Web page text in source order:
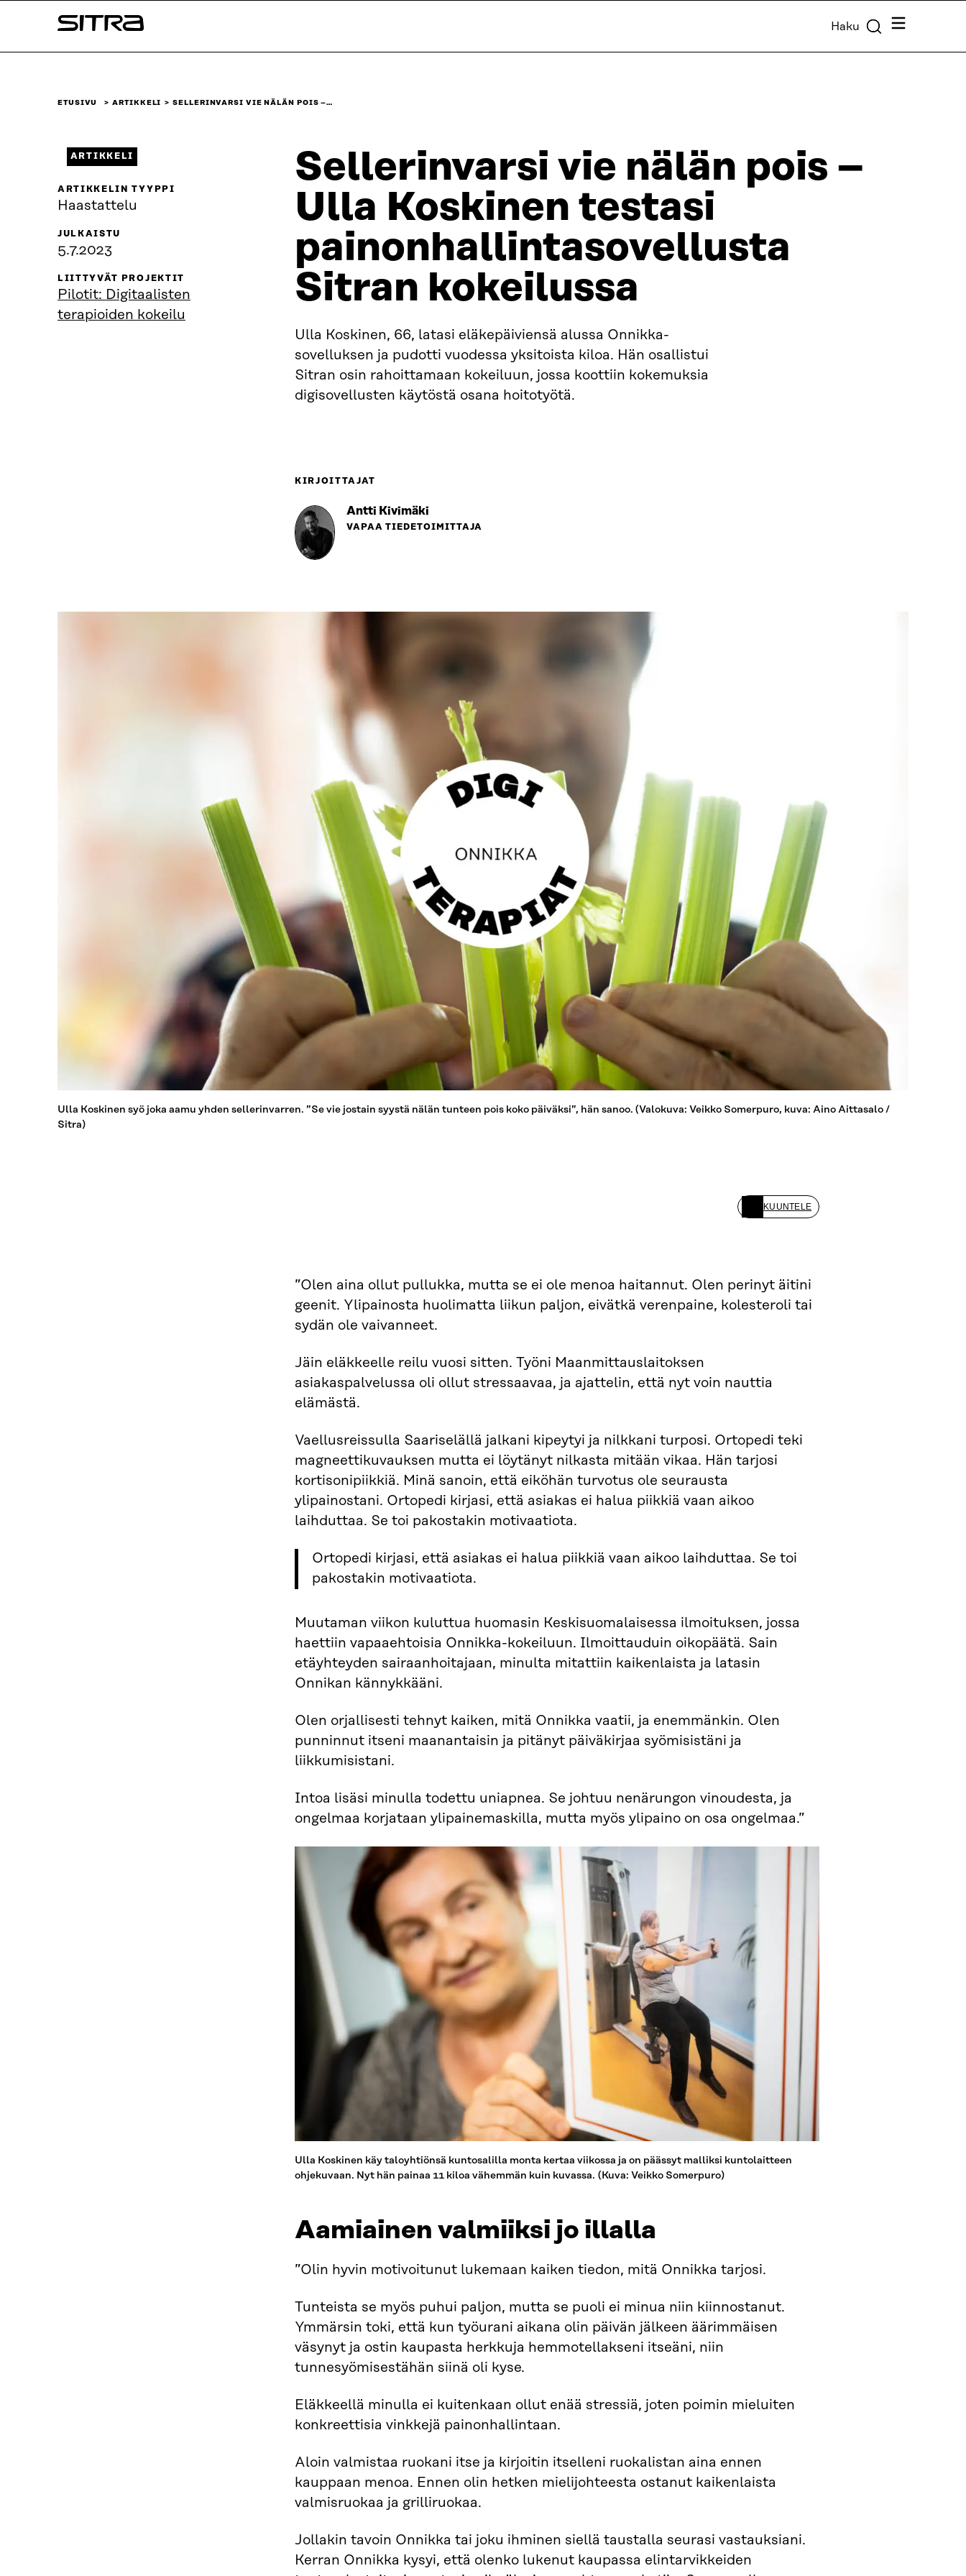
sisältöön
Sitra Haku Valikko
ETUSIVU ARTIKKELI SELLERINVARSI VIE NÄLÄN POIS –…
Sellerinvarsi vie nälän pois –
Ulla Koskinen testasi
painonhallintasovellusta
Sitran kokeilussa
Ulla Koskinen, 66, latasi eläkepäiviensä alussa Onnikka-
sovelluksen ja pudotti vuodessa yksitoista kiloa. Hän osallistui
Sitran osin rahoittamaan kokeiluun, jossa koottiin kokemuksia
digisovellusten käytöstä osana hoitotyötä.
ARTIKKELI
ARTIKKELIN TYYPPI
Haastattelu
JULKAISTU
5.7.2023
LIITTYVÄT PROJEKTIT
Pilotit: Digitaalisten
terapioiden kokeilu
KIRJOITTAJAT
Antti Kivimäki
VAPAA TIEDETOIMITTAJA
Ulla Koskinen syö joka aamu yhden sellerinvarren. ”Se vie jostain syystä nälän tunteen pois koko päiväksi”, hän sanoo. (Valokuva: Veikko Somerpuro, kuva: Aino Aittasalo /
Sitra)
KUUNTELE
”Olen aina ollut pullukka, mutta se ei ole menoa haitannut. Olen perinyt äitini
geenit. Ylipainosta huolimatta liikun paljon, eivätkä verenpaine, kolesteroli tai
sydän ole vaivanneet.
Jäin eläkkeelle reilu vuosi sitten. Työni Maanmittauslaitoksen
asiakaspalvelussa oli ollut stressaavaa, ja ajattelin, että nyt voin nauttia
elämästä.
Vaellusreissulla Saariselällä jalkani kipeytyi ja nilkkani turposi. Ortopedi teki
magneettikuvauksen mutta ei löytänyt nilkasta mitään vikaa. Hän tarjosi
kortisonipiikkiä. Minä sanoin, että eiköhän turvotus ole seurausta
ylipainostani. Ortopedi kirjasi, että asiakas ei halua piikkiä vaan aikoo
laihduttaa. Se toi pakostakin motivaatiota.
Ortopedi kirjasi, että asiakas ei halua piikkiä vaan aikoo laihduttaa. Se toi
pakostakin motivaatiota.
Muutaman viikon kuluttua huomasin Keskisuomalaisessa ilmoituksen, jossa
haettiin vapaaehtoisia Onnikka-kokeiluun. Ilmoittauduin oikopäätä. Sain
etäyhteyden sairaanhoitajaan, minulta mitattiin kaikenlaista ja latasin
Onnikan kännykkääni.
Olen orjallisesti tehnyt kaiken, mitä Onnikka vaatii, ja enemmänkin. Olen
punninnut itseni maanantaisin ja pitänyt päiväkirjaa syömisistäni ja
liikkumisistani.
Intoa lisäsi minulla todettu uniapnea. Se johtuu nenärungon vinoudesta, ja
ongelmaa korjataan ylipainemaskilla, mutta myös ylipaino on osa ongelmaa.”
Ulla Koskinen käy taloyhtiönsä kuntosalilla monta kertaa viikossa ja on päässyt malliksi kuntolaitteen
ohjekuvaan. Nyt hän painaa 11 kiloa vähemmän kuin kuvassa. (Kuva: Veikko Somerpuro)
Aamiainen valmiiksi jo illalla
”Olin hyvin motivoitunut lukemaan kaiken tiedon, mitä Onnikka tarjosi.
Tunteista se myös puhui paljon, mutta se puoli ei minua niin kiinnostanut.
Ymmärsin toki, että kun työurani aikana olin päivän jälkeen äärimmäisen
väsynyt ja ostin kaupasta herkkuja hemmotellakseni itseäni, niin
tunnesyömisestähän siinä oli kyse.
Eläkkeellä minulla ei kuitenkaan ollut enää stressiä, joten poimin mieluiten
konkreettisia vinkkejä painonhallintaan.
Aloin valmistaa ruokani itse ja kirjoitin itselleni ruokalistan aina ennen
kauppaan menoa. Ennen olin hetken mielijohteesta ostanut kaikenlaista
valmisruokaa ja grilliruokaa.
Jollakin tavoin Onnikka tai joku ihminen siellä taustalla seurasi vastauksiani.
Kerran Onnikka kysyi, että olenko lukenut kaupassa elintarvikkeiden